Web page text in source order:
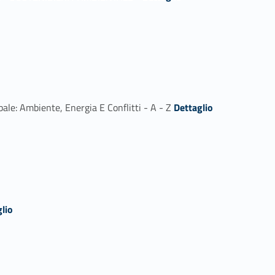
Ambiente, Energia E Conflitti - A - Z Link identifier #identifier_person_86997-2
Dettaglio